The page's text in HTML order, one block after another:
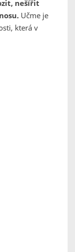
nešířit
Učme je
která v